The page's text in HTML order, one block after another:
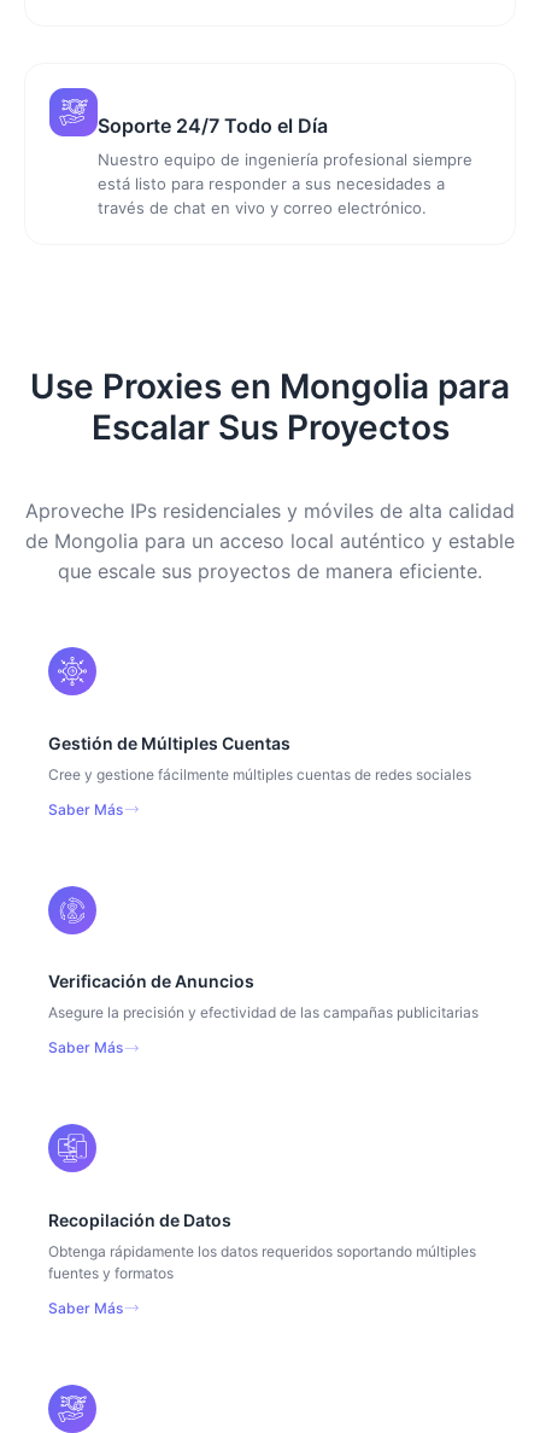
Soporte 24/7 Todo el Día
Nuestro equipo de ingeniería profesional siempre
está listo para responder a sus necesidades a
través de chat en vivo y correo electrónico.
Use Proxies en Mongolia para
Escalar Sus Proyectos
Aproveche IPs residenciales y móviles de alta calidad
de Mongolia para un acceso local auténtico y estable
que escale sus proyectos de manera eficiente.
Gestión de Múltiples Cuentas
Cree y gestione fácilmente múltiples cuentas de redes sociales
Saber Más
Verificación de Anuncios
Asegure la precisión y efectividad de las campañas publicitarias
Saber Más
Recopilación de Datos
Obtenga rápidamente los datos requeridos soportando múltiples
fuentes y formatos
Saber Más